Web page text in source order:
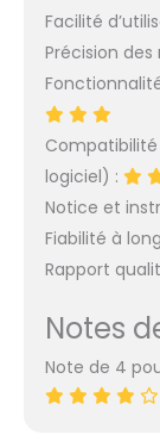
Facilité
Précision des
logiciel) :
Notice et
Fiabilité à
Rapport
Notes
Note de 4